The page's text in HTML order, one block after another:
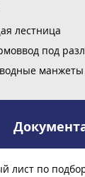
лестница
под
манжеты
лист по